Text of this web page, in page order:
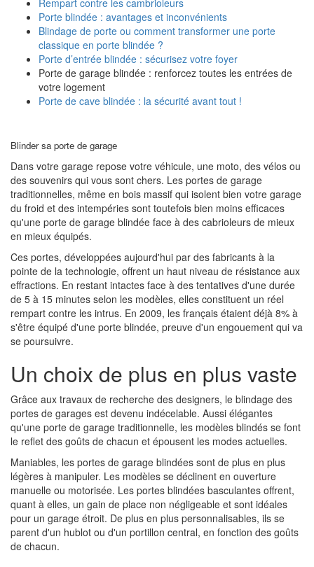
Rempart contre les cambrioleurs
Porte blindée : avantages et inconvénients
Blindage de porte ou comment transformer une porte
classique en porte blindée ?
Porte d’entrée blindée : sécurisez votre foyer
Porte de garage blindée : renforcez toutes les entrées de
votre logement
Porte de cave blindée : la sécurité avant tout !
Blinder sa porte de garage
Dans votre garage repose votre véhicule, une moto, des vélos ou
des souvenirs qui vous sont chers. Les portes de garage
traditionnelles, même en bois massif qui isolent bien votre garage
du froid et des intempéries sont toutefois bien moins efficaces
qu'une porte de garage blindée face à des cabrioleurs de mieux
en mieux équipés.
Ces portes, développées aujourd'hui par des fabricants à la
pointe de la technologie, offrent un haut niveau de résistance aux
effractions. En restant intactes face à des tentatives d'une durée
de 5 à 15 minutes selon les modèles, elles constituent un réel
rempart contre les intrus. En 2009, les français étaient déjà 8% à
s'être équipé d'une porte blindée, preuve d'un engouement qui va
se poursuivre.
Un choix de plus en plus vaste
Grâce aux travaux de recherche des designers, le blindage des
portes de garages est devenu indécelable. Aussi élégantes
qu'une porte de garage traditionnelle, les modèles blindés se font
le reflet des goûts de chacun et épousent les modes actuelles.
Maniables, les portes de garage blindées sont de plus en plus
légères à manipuler. Les modèles se déclinent en ouverture
manuelle ou motorisée. Les portes blindées basculantes offrent,
quant à elles, un gain de place non négligeable et sont idéales
pour un garage étroit. De plus en plus personnalisables, ils se
parent d'un hublot ou d'un portillon central, en fonction des goûts
de chacun.